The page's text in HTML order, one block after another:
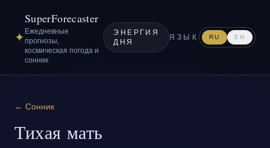
✦
SuperForecaster
Ежедневные
прогнозы,
космическая погода и
сонник
ЭНЕРГИЯ
ДНЯ
ЯЗЫК RU EN
← Сонник
Тихая мать